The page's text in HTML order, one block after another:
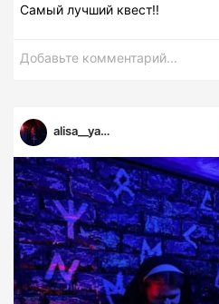
Самый лучший квест!!
Добавьте комментарий...
alisa__yankovskaya